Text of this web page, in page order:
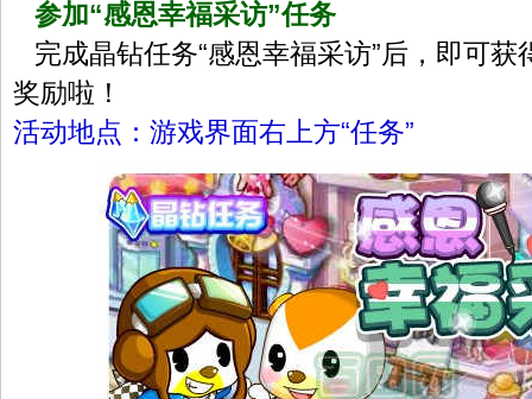
参加“感恩幸福采访”任务
完成晶钻任务“感恩幸福采访”后，即可获
奖励啦！
活动地点：游戏界面右上方“任务”